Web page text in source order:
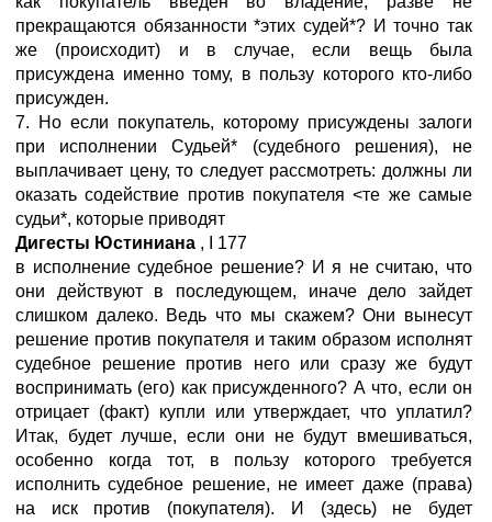
прекращаются обязанности *этих судей*? И точно так
же (происходит) и в случае, если вещь была
присуждена именно тому, в пользу которого кто-либо
присужден.
7. Но если покупатель, которому присуждены залоги
при исполнении Судьей* (судебного решения), не
выплачивает цену, то следует рассмотреть: должны ли
оказать содействие против покупателя <те же самые
судьи*, которые приводят
Дигесты Юстиниана ,
177
в исполнение судебное решение? И я не считаю, что
они действуют в последующем, иначе дело зайдет
слишком далеко. Ведь что мы скажем? Они вынесут
решение против покупателя и таким образом исполнят
судебное решение против него или сразу же будут
воспринимать (его) как присужденного? А что, если он
отрицает (факт) купли или утверждает, что уплатил?
Итак, будет лучше, если они не будут вмешиваться,
особенно когда тот, в пользу которого требуется
исполнить судебное решение, не имеет даже (права)
на иск против (покупателя). И (здесь) не будет